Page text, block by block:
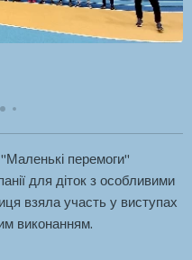
перемоги"
для діток з особливими
взяла участь у виступах
виконанням.